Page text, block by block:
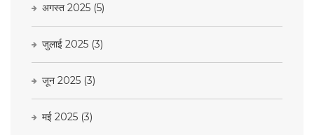
अगस्त 2025 (5)
जुलाई 2025 (3)
जून 2025 (3)
मई 2025 (3)